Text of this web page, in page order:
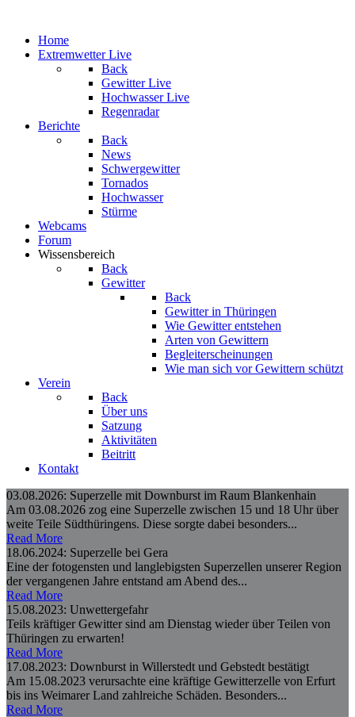
Home
Extremwetter Live
Back
Gewitter Live
Hochwasser Live
Regenradar
Berichte
Back
News
Schwergewitter
Tornados
Hochwasser
Stürme
Webcams
Forum
Wissensbereich
Back
Gewitter
Back
Gewitter in Thüringen
Wie Gewitter entstehen
Arten von Gewittern
Begleiterscheinungen
Wie man sich vor Gewittern schützt
Verein
Back
Über uns
Satzung
Aktivitäten
Beitritt
Kontakt
03.08.2026: Superzelle mit Downburst im Raum Blankenhain
Am 03.08.2026 zog eine Superzelle zwischen 15 und 18 Uhr über
weite Teile Südthüringens. Diese sorgte dabei besonders...
Read More
18.06.2024: Superzelle bei Gera
Eine der fotogensten und langlebigsten Superzellen unserer Region
der vergangenen Jahre entstand am Abend des...
Read More
15.08.2023: Unwettergefahr
Teils kräftiger Gewitter sind am Dienstag wieder über Teilen von
Thüringen zu erwarten!
Read More
17.08.2023: Downburst in Willerstedt und Gebstedt bestätigt
Am 15.08.2023 verursachte eine kräftige Gewitterzelle von Erfurt
bis ins Weimarer Land zahlreiche Schäden. Besonders...
Read More